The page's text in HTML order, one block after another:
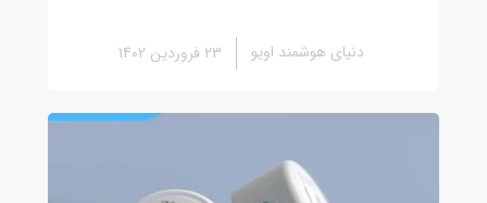
دنیای هوشمند اویو